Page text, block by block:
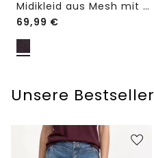
Midikleid aus Mesh mit Leo-Print
69,99 €
Unsere Bestseller